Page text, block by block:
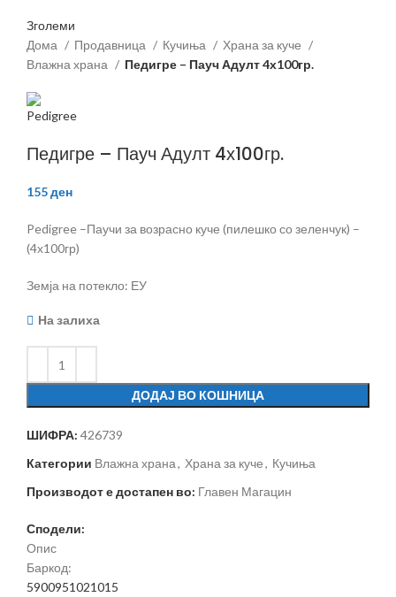
Зголеми
Дома
Продавница Кучиња
Храна за куче
Влажна храна
Педигре – Пауч Адулт 4х100гр.
Педигре – Пауч Адулт 4х100гр.
155ден
Pedigree –Паучи за возрасно куче (пилешко со зеленчук) –
(4х100гр)
Земја на потекло: ЕУ
На залиха
ДОДАЈ ВО КОШНИЦА
ШИФРА: 426739
Категории Влажна храна, Храна за куче, Кучиња
Производот е достапен во: Главен Магацин
Сподели:
Опис
Баркод:
5900951021015